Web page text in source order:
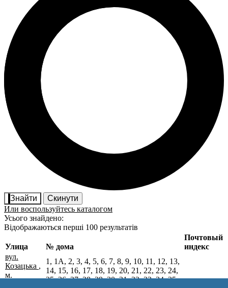
Знайти
Скинути
Или воспользуйтесь каталогом
Усього знайдено:
Відображаються перші 100 результатів
Улица № дома
Почтовый
индекс
вул.
Козацька ,
м.
1, 1А, 2, 3, 4, 5, 6, 7, 8, 9, 10, 11, 12, 13,
14, 15, 16, 17, 18, 19, 20, 21, 22, 23, 24,
25, 26, 27, 28, 29, 30, 31, 32, 33, 34, 35,